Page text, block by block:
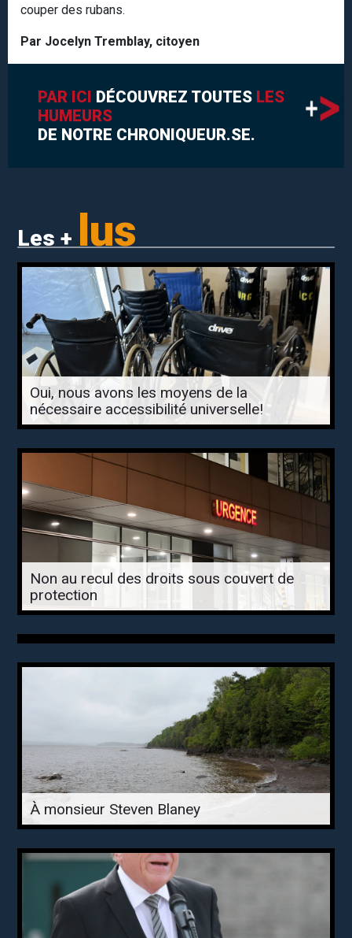
couper des rubans.
Par Jocelyn Tremblay, citoyen
PAR ICI DÉCOUVREZ TOUTES LES
HUMEURS
DE NOTRE CHRONIQUEUR.SE.
Les + lus
Oui, nous avons les moyens de la
nécessaire accessibilité universelle!
Non au recul des droits sous couvert de
protection
À monsieur Steven Blaney